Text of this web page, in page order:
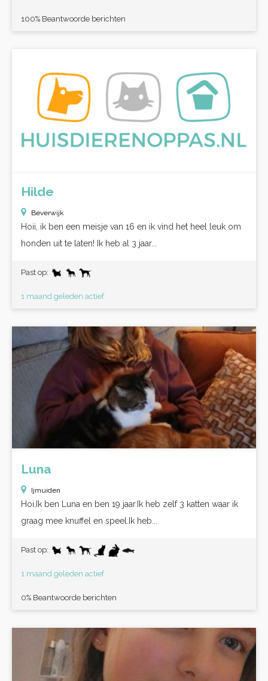
100% Beantwoorde berichten
Hilde
Beverwijk
Hoii, ik ben een meisje van 16 en ik vind het heel leuk om
honden uit te laten! Ik heb al 3 jaar...
Past op:
1 maand geleden actief
Luna
Ijmuiden
Hoi,Ik ben Luna en ben 19 jaar.Ik heb zelf 3 katten waar ik
graag mee knuffel en speel.Ik heb...
Past op:
1 maand geleden actief
0% Beantwoorde berichten